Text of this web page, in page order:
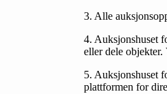
3. Alle
4. Auksjonshuset
eller dele
5. Auksjonshuset
plattformen for